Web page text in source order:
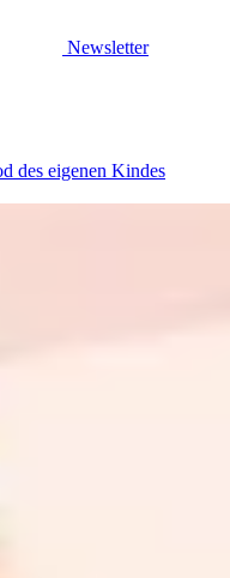
Newsletter
des eigenen Kindes